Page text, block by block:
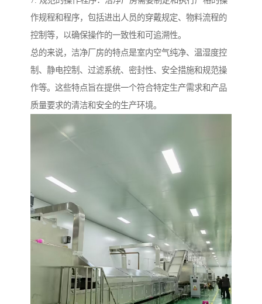
作规程和程序，包括进出人员的穿戴规定、物料流程的
控制等，以确保操作的一致性和可追溯性。
总的来说，洁净厂房的特点是室内空气纯净、温湿度控
制、静电控制、过滤系统、密封性、安全措施和规范操
作等。这些特点旨在提供一个符合特定生产需求和产品
质量要求的清洁和安全的生产环境。